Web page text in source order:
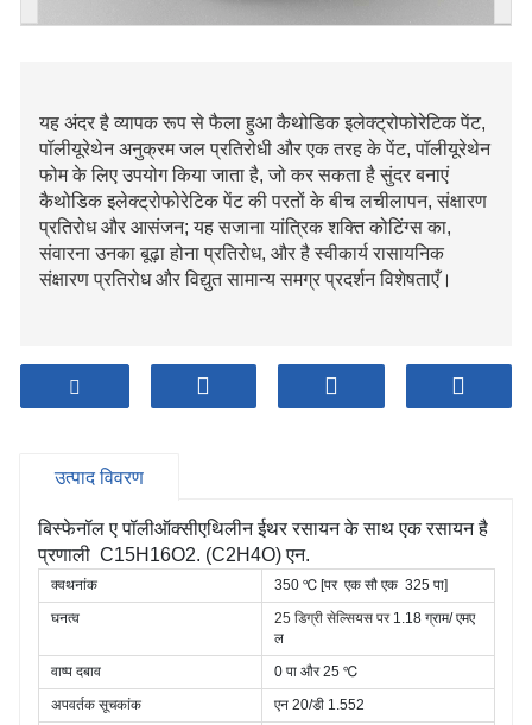
यह अंदर है व्यापक रूप से फैला हुआ कैथोडिक इलेक्ट्रोफोरेटिक पेंट,
पॉलीयूरेथेन अनुक्रम जल प्रतिरोधी और एक तरह के पेंट, पॉलीयूरेथेन
फोम के लिए उपयोग किया जाता है, जो कर सकता है सुंदर बनाएं
कैथोडिक इलेक्ट्रोफोरेटिक पेंट की परतों के बीच लचीलापन, संक्षारण
प्रतिरोध और आसंजन; यह सजाना यांत्रिक शक्ति कोटिंग्स का,
संवारना उनका बूढ़ा होना प्रतिरोध, और है स्वीकार्य रासायनिक
संक्षारण प्रतिरोध और विद्युत सामान्य समग्र प्रदर्शन विशेषताएँ।
उत्पाद विवरण
बिस्फेनॉल ए पॉलीऑक्सीएथिलीन ईथर रसायन के साथ एक रसायन है
प्रणाली C15H16O2. (C2H4O) एन.
क्वथनांक 350 ℃ [पर एक सौ एक 325 पा]
घनत्व
25 डिग्री सेल्सियस पर 1.18 ग्राम/ एमए
ल
वाष्प दबाव
0 पा और 25 ℃
अपवर्तक सूचकांक
एन 20/डी 1.552